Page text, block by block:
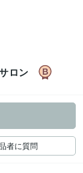
ロン
者に質問